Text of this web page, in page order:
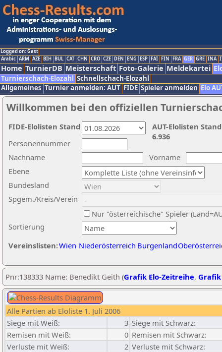
Logged on: Gast
Arabic ARM AZE BIH BUL CAT CHN CRO CZE DEN ENG ESP FAI FIN FRA GER GRE INA
Home TurnierDB Meisterschaft Foto-Galerie Meldekartei
Turnierschach-Elozahl Schnellschach-Elozahl
Allgemeines Turnier anmelden: AUT FIDE Spieler anmelden Elo
Willkommen bei den offiziellen
Nachname
Vorname
Ebene
Sortierung
Personennummer
Bundesland
Spgem./Kreis/Verein
Nur "österreichische" Spieler
Vereinslisten:Wien Niederösterreich Burgenland
AUT-Elolisten
6.936
FIDE-Elolisten Stand
Pnr:138333 Name: Benedikt Geith (Grafik Elo-Zeitreihe,
Alle Partien ab Eloliste 1. Juli 2006
Siege mit Weiß:
3 Siege mit Schwarz:
Remisen mit Weiß:
0 Remisen mit Schwarz:
Verluste mit Weiß:
2 Verluste mit Schwarz: